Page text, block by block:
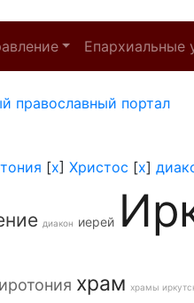
Епархиальные
православный портал
[x] Христос [x]
диакон иерей
храм храмы